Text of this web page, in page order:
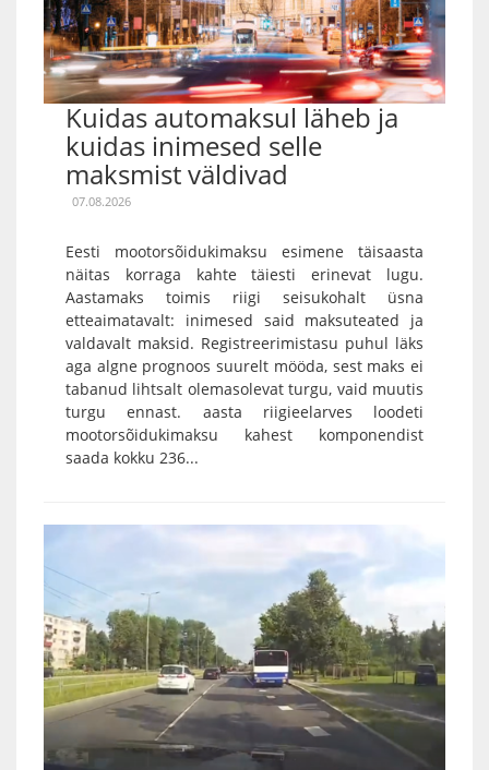
Kuidas automaksul läheb ja
kuidas inimesed selle
maksmist väldivad
07.08.2026
Eesti mootorsõidukimaksu esimene täisaasta
näitas korraga kahte täiesti erinevat lugu.
Aastamaks toimis riigi seisukohalt üsna
etteaimatavalt: inimesed said maksuteated ja
valdavalt maksid. Registreerimistasu puhul läks
aga algne prognoos suurelt mööda, sest maks ei
tabanud lihtsalt olemasolevat turgu, vaid muutis
turgu ennast. aasta riigieelarves loodeti
mootorsõidukimaksu kahest komponendist
saada kokku 236...